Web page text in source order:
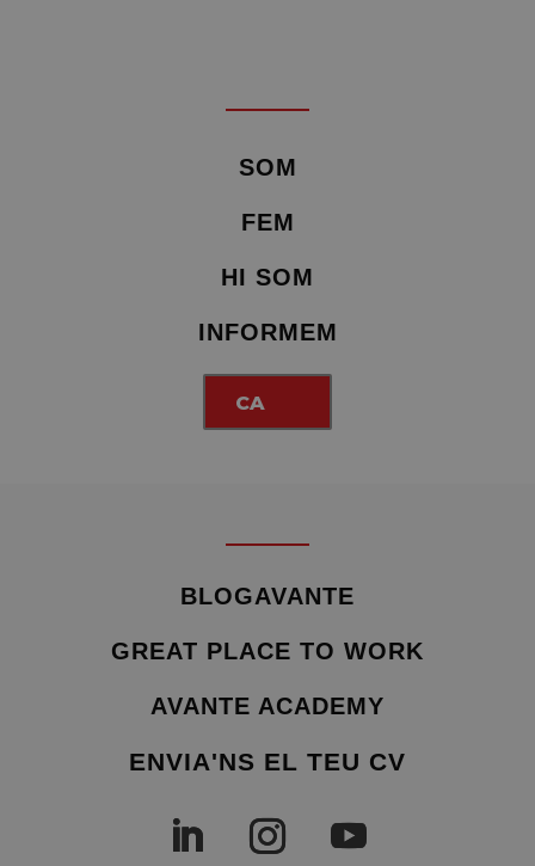
SOM
FEM
HI SOM
INFORMEM
CA
BLOGAVANTE
GREAT PLACE TO WORK
AVANTE ACADEMY
ENVIA'NS EL TEU CV